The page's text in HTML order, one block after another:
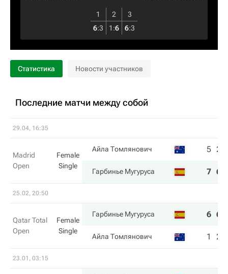
1 2
3
6:3 1 :6 6:3
Статистика Новости участников
Последние матчи между собой
29.04, 16:35
Madrid
Open
Female
Single
Айла Томлянович 5 2
Гарбинье Мугуруса 7 6
25.02, 20:50
Qatar Total
Open
Female
Single
Гарбинье Мугуруса 6 6
Айла Томлянович 1 2
23.01, 03:15